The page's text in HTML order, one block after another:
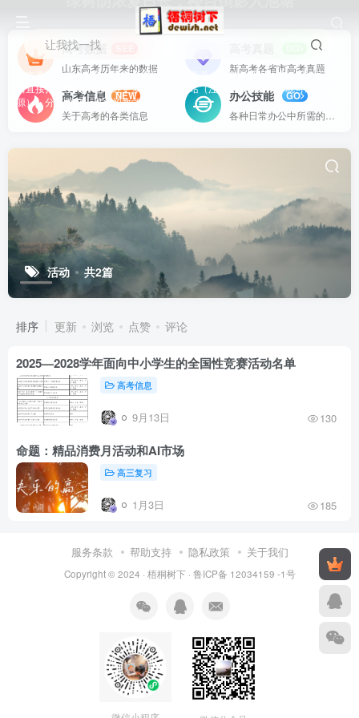
让我找一找
站内资源基本上都是一线教学实际使用的资源，配有WORD版本，可以下载
后直接打印使用。也欢迎更多老师加盟网站（注册登录成为用户就可以发布资
源），分享更好、更多的教学资源。
高考数据
山东高考历年来的数据
新高考各省市高考真题
高考信息
NEW
关于高考的各类信息
办公技能
GO
活动 共2篇
排序 更新 浏览 点赞 评论
2025—2028学年面向中小学生的全国性竞赛活动名单
高考信息
9月13日 130
命题：精品消费月活动和AI市场
高三复习
1月3日 185
服务条款 帮助支持 隐私政策 关于我们
Copyright © 2024 · 梧桐树下· 鲁ICP备 12034159 -1号